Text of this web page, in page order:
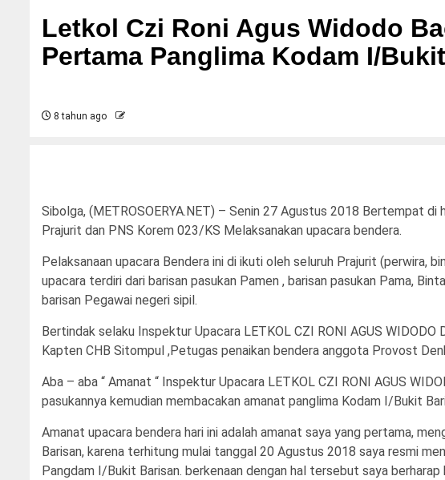
Letkol Czi Roni Agus Widodo
Pertama Panglima Kodam I/
8 tahun ago
Sibolga, (METROSOERYA.NET) – Senin 27 Agustus 2018 Bertempat
Prajurit dan PNS Korem 023/KS Melaksanakan upacara bendera.
Pelaksanaan upacara Bendera ini di ikuti oleh seluruh Prajurit (perwira,
upacara terdiri dari barisan pasukan Pamen , barisan pasukan Pama,
barisan Pegawai negeri sipil.
Bertindak selaku Inspektur Upacara LETKOL CZI RONI AGUS WIDODO
Kapten CHB Sitompul ,Petugas penaikan bendera anggota Provost
Aba – aba “ Amanat “ Inspektur Upacara LETKOL CZI RONI AGUS
pasukannya kemudian membacakan amanat panglima Kodam I/Bukit
Amanat upacara bendera hari ini adalah amanat saya yang pertama,
Barisan, karena terhitung mulai tanggal 20 Agustus 2018 saya resmi
Pangdam I/Bukit Barisan. berkenaan dengan hal tersebut saya